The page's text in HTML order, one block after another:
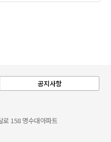
공지사항
로 158 명수대아파트